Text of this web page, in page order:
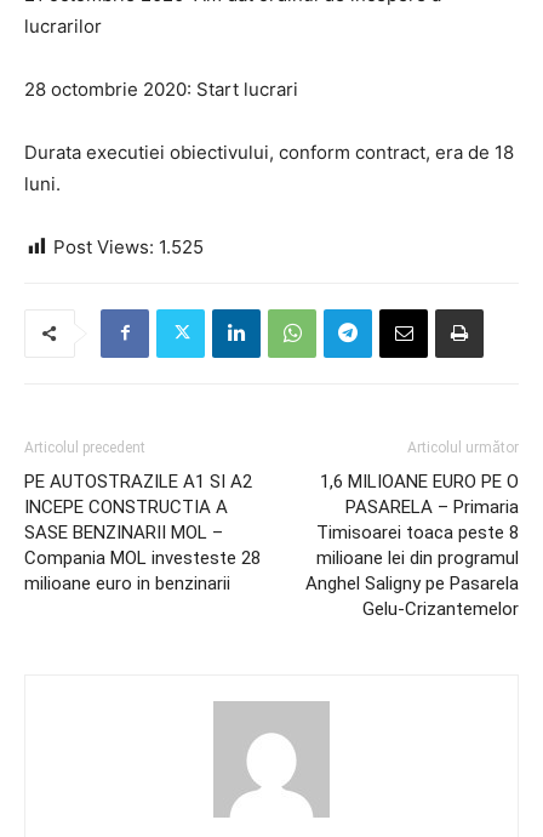
lucrarilor
28 octombrie 2020: Start lucrari
Durata executiei obiectivului, conform contract, era de 18
luni.
Post Views: 1.525
Articolul precedent
PE AUTOSTRAZILE A1 SI A2
INCEPE CONSTRUCTIA A
SASE BENZINARII MOL –
Compania MOL investeste 28
milioane euro in benzinarii
Articolul următor
1,6 MILIOANE EURO PE O
PASARELA – Primaria
Timisoarei toaca peste 8
milioane lei din programul
Anghel Saligny pe Pasarela
Gelu-Crizantemelor